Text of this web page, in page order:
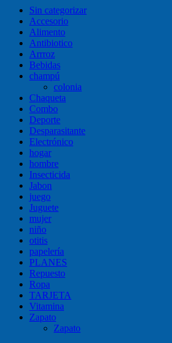
Sin categorizar
Accesorio
Alimento
Antibiotico
Arrroz
Bebidas
champú
colonia
Chaqueta
Combo
Deporte
Desparasitante
Electrónico
hogar
hombre
Insecticida
Jabon
juego
Juguete
mujer
niño
otitis
papelería
PLANES
Repuesto
Ropa
TARJETA
Vitamina
Zapato
Zapato